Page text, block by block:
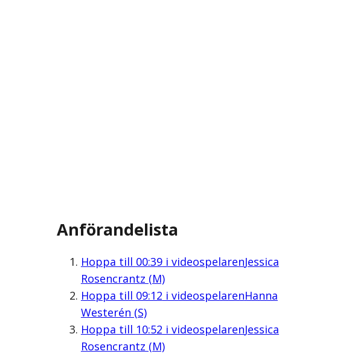
Anförandelista
Hoppa till 00:39i videospelarenJessica
Rosencrantz (M)
Hoppa till 09:12 i videospelarenHanna
Westerén (S)
Hoppa till 10:52 i videospelarenJessica
Rosencrantz (M)